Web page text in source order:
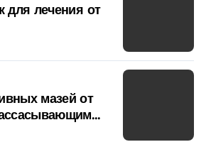
для лечения от
мазей от